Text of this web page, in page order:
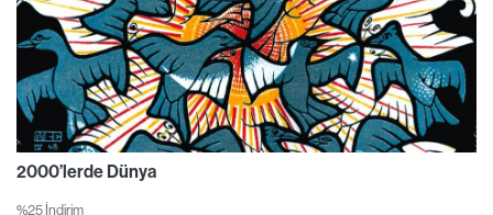
2000’lerde Dünya
%25 İndirim